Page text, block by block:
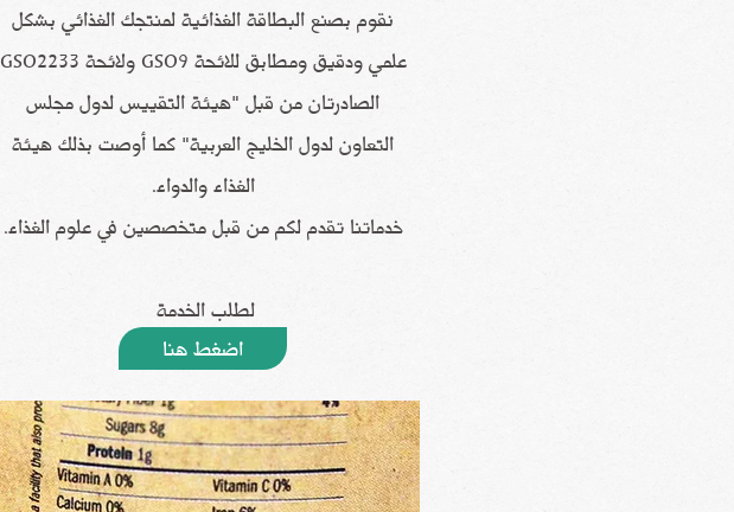
نقوم بصنع البطاقة الغذائية لمنتجك الغذائي بشكل
علمي ودقيق ومطابق للائحة GSO9 ولائحة GSO2233
الصادرتان من قبل "هيئة التقييس لدول مجلس
التعاون لدول الخليج العربية" كما أوصت بذلك هيئة
الغذاء والدواء.
خدماتنا تقدم لكم من قبل متخصصين في علوم الغذاء.
لطلب الخدمة
اضغط هنا